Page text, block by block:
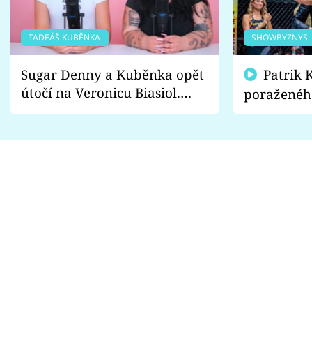
TADEÁŠ KUBĚNKA
Sugar Denny a Kuběnka opět
útočí na Veronicu Biasiol.
Proč je podle nich falešná a
SHOWBYZNYS
fanoušci